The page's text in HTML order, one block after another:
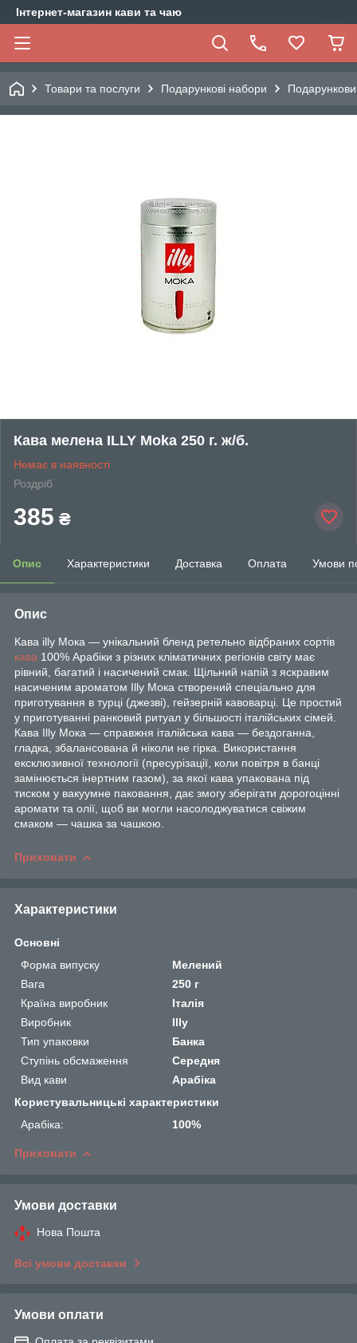
Інтернет-магазин кави та чаю
Товари та послуги Подарункові набори
Кава мелена ILLY Moka 250 г. ж/б.
Немає в наявності
Роздріб
385 ₴
Опис Характеристики Доставка Оплата Умови
Опис
Кава illy Мока — унікальний бленд ретельно відбраних сортів
кава 100% Арабіки з різних кліматичних регіонів світу має
рівний, багатий і насичений смак. Щільний напій з яскравим
насиченим ароматом Illy Мока створений спеціально для
приготування в турці (джезві), гейзерній кавоварці. Це простий
у приготуванні ранковий ритуал у більшості італійських сімей.
Кава Illy Мока — справжня італійська кава — бездоганна,
гладка, збалансована й ніколи не гірка. Використання
ексклюзивної технології (пресурізації, коли повітря в банці
замінюється інертним газом), за якої кава упакована під
тиском у вакуумне паковання, дає змогу зберігати дорогоцінні
аромати та олії, щоб ви могли насолоджуватися свіжим
смаком — чашка за чашкою.
Приховати
Характеристики
Основні
Форма випуску
Мелений
Вага
250 г
Країна виробник
Італія
Виробник
Illy
Тип упаковки
Банка
Ступінь обсмаження
Середня
Вид кави
Арабіка
Користувальницькі характеристики
Арабіка:
100%
Приховати
Умови доставки
Нова Пошта
Всі умови доставки
Умови оплати